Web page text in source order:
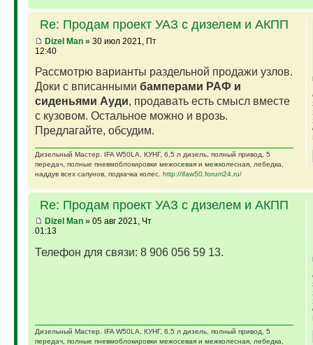
Re: Продам проект УАЗ с дизелем и АКПП
Dizel Man» 30 июл 2021, Пт
12:40
Рассмотрю варианты раздельной продажи узлов.
Доки с вписанными бамперами РАФ и
сиденьями Ауди, продавать есть смысл вместе
с кузовом. Остальное можно и врозь.
Предлагайте, обсудим.
Дизельный Мастер. IFA W50LA, КУНГ, 6,5 л дизель, полный привод, 5
передач, полные пневмоблокировки межосевая и межколесная, лебедка,
наддув всех сапунов, подкачка колес. http://ifaw50.forum24.ru/
Re: Продам проект УАЗ с дизелем и АКПП
Dizel Man» 05 авг 2021, Чт
01:13
Телефон для связи: 8 906 056 59 13.
Дизельный Мастер. IFA W50LA, КУНГ, 6,5 л дизель, полный привод, 5
передач, полные пневмоблокировки межосевая и межколесная, лебедка,